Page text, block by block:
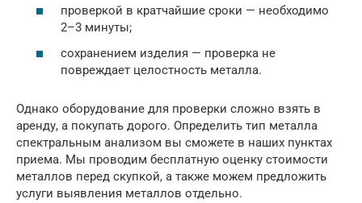
проверкой в кратчайшие сроки — необходимо
2–3 минуты;
сохранением изделия — проверка не
повреждает целостность металла.
Однако оборудование для проверки сложно взять в
аренду, а покупать дорого. Определить тип металла
спектральным анализом вы сможете в наших пунктах
приема. Мы проводим бесплатную оценку стоимости
металлов перед скупкой, а также можем предложить
услуги выявления металлов отдельно.